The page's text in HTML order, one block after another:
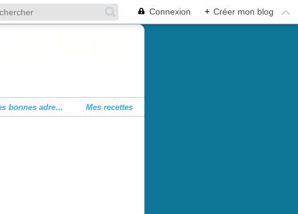
Connexion + Créer mon blog
Mes bonnes adresses Mes recettes